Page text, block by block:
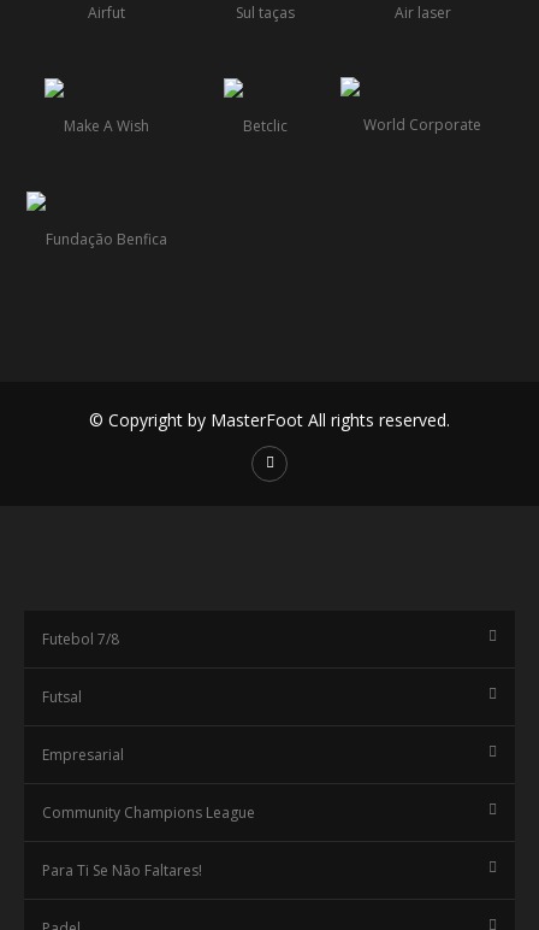
© Copyright by MasterFoot All rights reserved.
Futebol 7/8
Futsal
Empresarial
Community Champions League
Para Ti Se Não Faltares!